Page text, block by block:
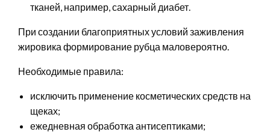
тканей, например, сахарный диабет.
При создании благоприятных условий заживления
жировика формирование рубца маловероятно.
Необходимые правила:
исключить применение косметических средств на
щеках;
ежедневная обработка антисептиками;